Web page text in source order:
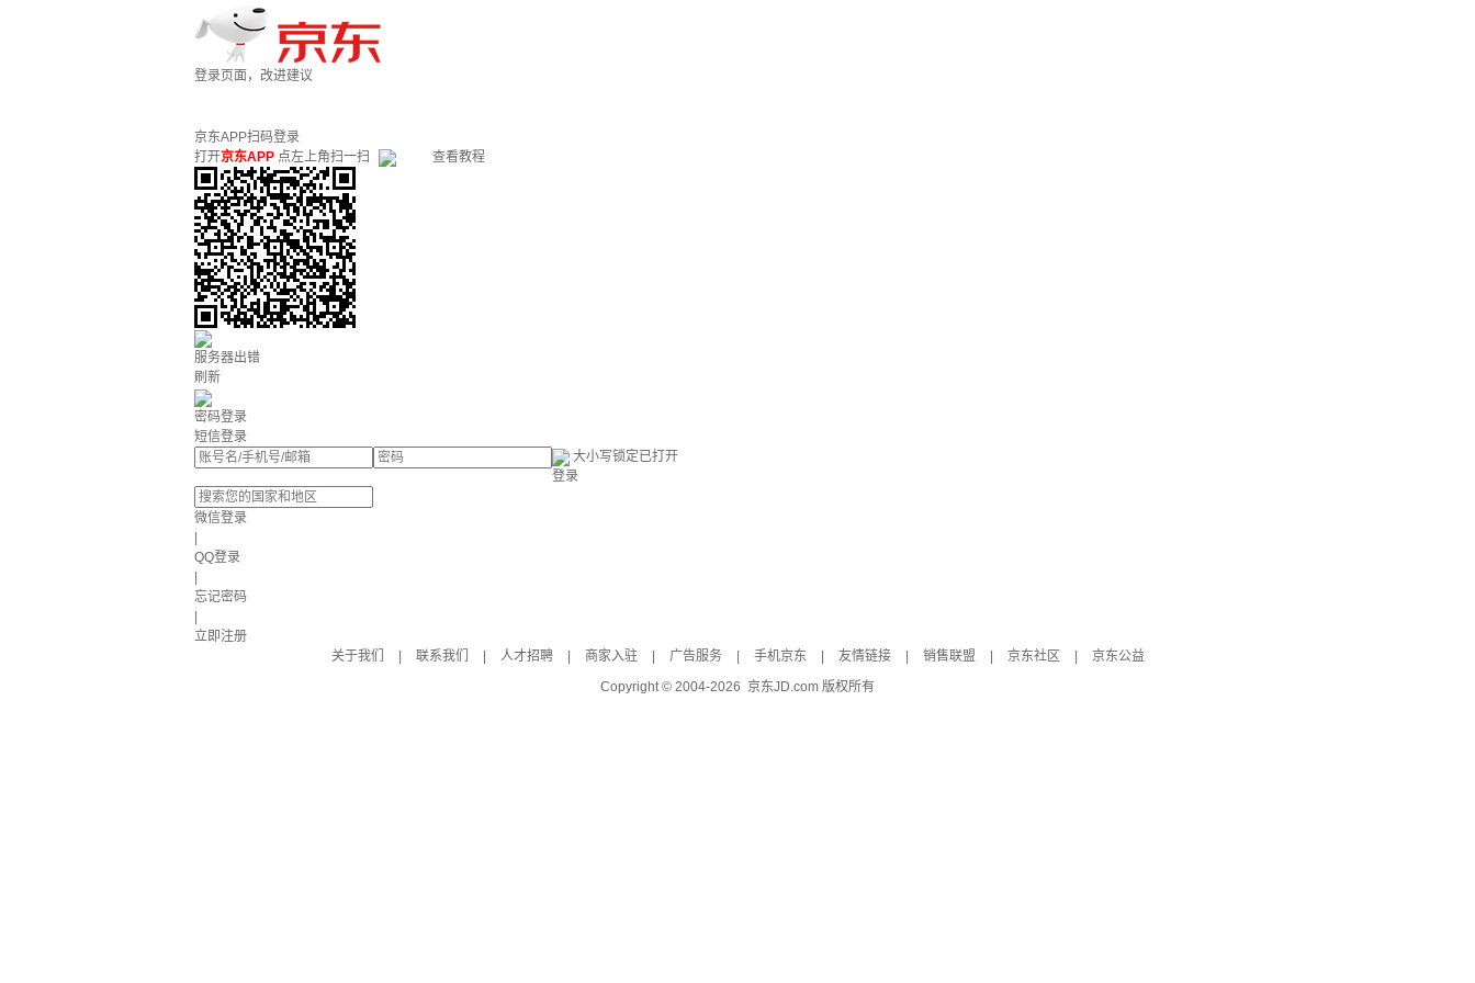
登录页面，改进建议
京东APP扫码登录
打开京东APP 点左上角扫一扫 查看教程
服务器出错
刷新
密码登录
短信登录
大小写锁定已打开
登录
微信登录
QQ登录
忘记密码
立即注册
关于我们
联系我们 人才招聘 商家入驻 广告服务 手机京东 友情链接 销售联盟 京东社区
京东公益
Copyright © 2004-2026 京东JD.com 版权所有